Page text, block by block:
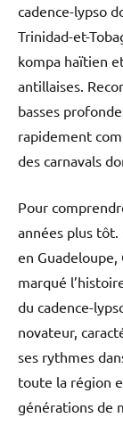
cadence-lypso
Trinidad-et-
kompa haïtien
antillaises.
basses
rapidement
des carnavals
Pour
années plus
en
marqué
du cadence-
novateur,
ses rythmes
toute la région
générations de